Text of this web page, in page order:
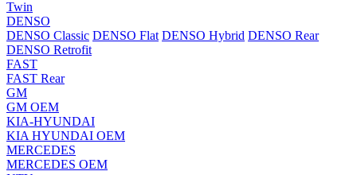
Twin
DENSO
DENSO Classic DENSO Flat DENSO Hybrid DENSO Rear
DENSO Retrofit
FAST
FAST Rear
GM
GM OEM
KIA-HYUNDAI
KIA HYUNDAI OEM
MERCEDES
MERCEDES OEM